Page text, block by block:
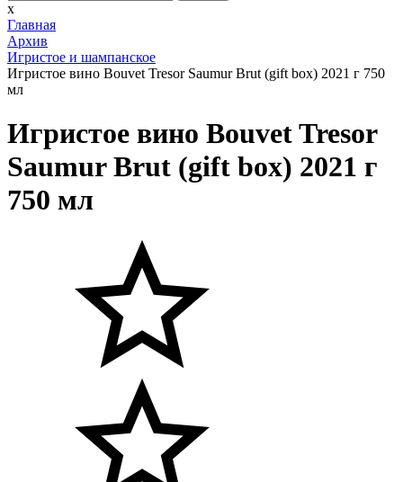
x
Главная
Архив
Игристое и шампанское
Игристое вино Bouvet Tresor Saumur Brut (gift box) 2021 г 750
мл
Игристое вино Bouvet Tresor
Saumur Brut (gift box) 2021 г
750 мл